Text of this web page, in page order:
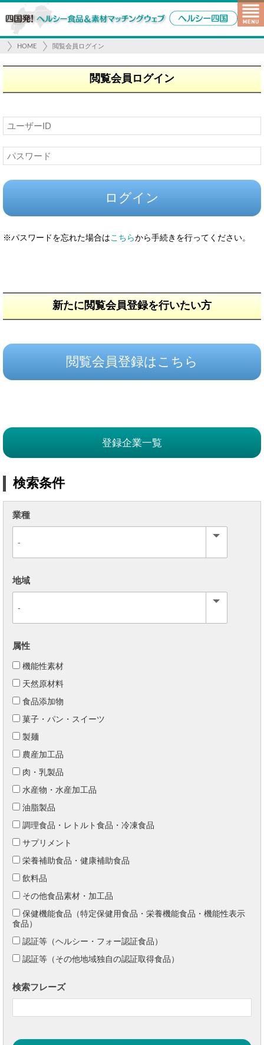
HOME 閲覧会員ログイン
閲覧会員ログイン
※パスワードを忘れた場合はこちらから手続きを行ってください。
新たに閲覧会員登録を行いたい方
閲覧会員登録はこちら
登録企業一覧
検索条件
業種
地域
属性
機能性素材
天然原材料
食品添加物
菓子・パン・スイーツ
製麺
農産加工品
肉・乳製品
水産物・水産加工品
油脂製品
調理食品・レトルト食品・冷凍食品
サプリメント
栄養補助食品・健康補助食品
飲料品
その他食品素材・加工品
保健機能食品（特定保健用食品・栄養機能食品・機能性表示
食品）
認証等（ヘルシー・フォー認証食品）
認証等（その他地域独自の認証取得食品）
検索フレーズ